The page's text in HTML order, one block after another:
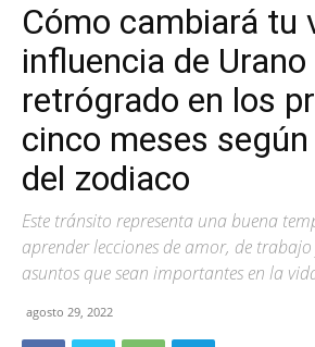
Cómo cambiará tu
influencia de Urano
retrógrado en los
cinco meses
del zodiaco
Este tránsito representa una buena
aprender lecciones de amor, de
asuntos que sean importantes en la
agosto 29, 2022